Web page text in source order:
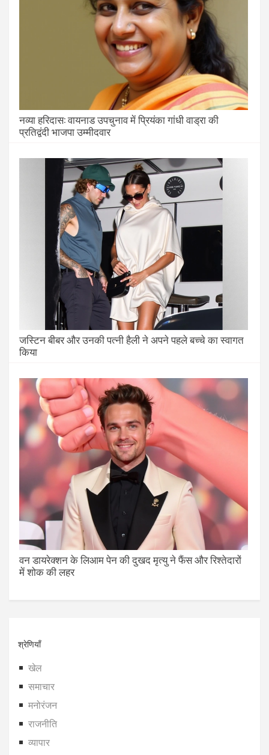
नव्या हरिदास: वायनाड उपचुनाव में प्रियंका गांधी वाड्रा की
प्रतिद्वंदी भाजपा उम्मीदवार
जस्टिन बीबर और उनकी पत्नी हैली ने अपने पहले बच्चे का स्वागत
किया
वन डायरेक्शन के लिआम पेन की दुखद मृत्यु ने फैंस और रिश्तेदारों
में शोक की लहर
श्रेणियाँ
खेल
समाचार
मनोरंजन
राजनीति
व्यापार